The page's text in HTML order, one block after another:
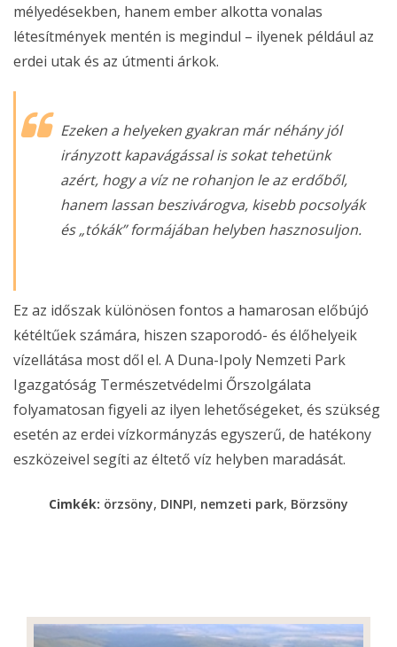
mélyedésekben, hanem ember alkotta vonalas
létesítmények mentén is megindul – ilyenek például az
erdei utak és az útmenti árkok.
Ezeken a helyeken gyakran már néhány jól
irányzott kapavágással is sokat tehetünk
azért, hogy a víz ne rohanjon le az erdőből,
hanem lassan beszivárogva, kisebb pocsolyák
és „tókák” formájában helyben hasznosuljon.
Ez az időszak különösen fontos a hamarosan előbújó
kétéltűek számára, hiszen szaporodó- és élőhelyeik
vízellátása most dől el. A Duna-Ipoly Nemzeti Park
Igazgatóság Természetvédelmi Őrszolgálata
folyamatosan figyeli az ilyen lehetőségeket, és szükség
esetén az erdei vízkormányzás egyszerű, de hatékony
eszközeivel segíti az éltető víz helyben maradását.
Cimkék: örzsöny, DINPI, nemzeti park, Börzsöny